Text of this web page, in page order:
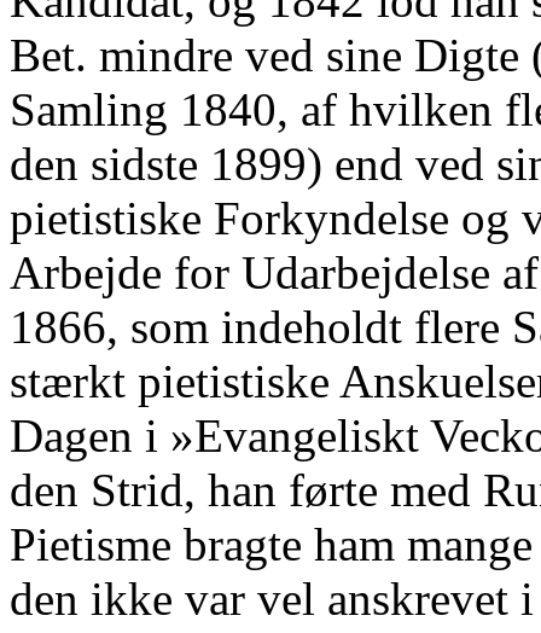
Bet. mindre ved sine Digte
Samling 1840, af hvilken
den sidste 1899) end ved
pietistiske Forkyndelse og
Arbejde for Udarbejdelse
1866, som indeholdt flere
stærkt pietistiske
Dagen i »Evangeliskt
den Strid, han førte med
Pietisme bragte ham
den ikke var vel anskrevet i